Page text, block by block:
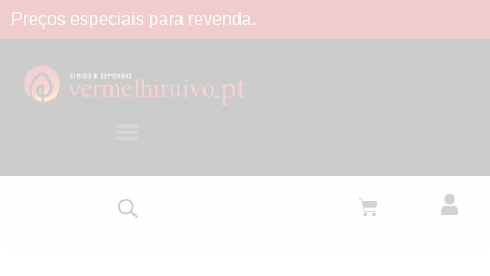
Preços especiais para revenda.